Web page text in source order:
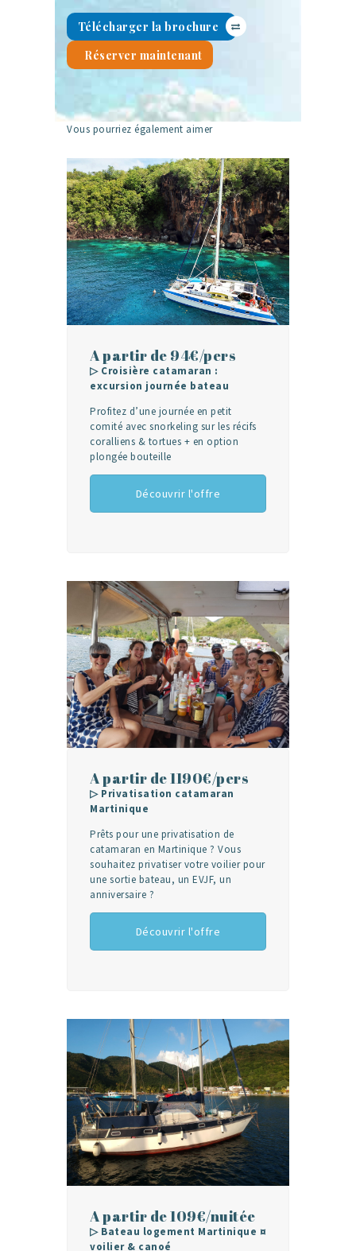
Télécharger la brochure
Réserver maintenant
Vous pourriez également aimer
A partir de 94€/pers
▷ Croisière catamaran :
excursion journée bateau
Profitez d’une journée en petit
comité avec snorkeling sur les récifs
coralliens & tortues + en option
plongée bouteille
Découvrir l'offre
A partir de 1190€/pers
▷ Privatisation catamaran
Martinique
Prêts pour une privatisation de
catamaran en Martinique ? Vous
souhaitez privatiser votre voilier pour
une sortie bateau, un EVJF, un
anniversaire ?
Découvrir l'offre
A partir de 109€/nuitée
▷ Bateau logement Martinique ¤
voilier & canoé